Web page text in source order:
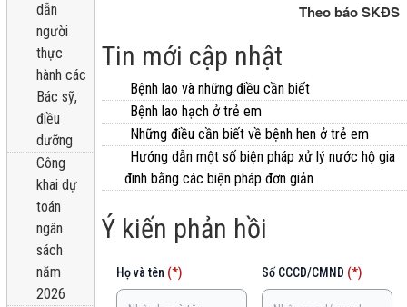
dẫn
người
thực
hành các
Bác sỹ,
điều
dưỡng
Công
khai dự
toán
ngân
sách
năm
2026
Theo báo SKĐS
Tin mới cập nhật
Bệnh lao và những điều cần biết
Bệnh lao hạch ở trẻ em
Những điều cần biết về bệnh hen ở trẻ em
Hướng dẫn một số biện pháp xử lý nước hộ gia
đinh bằng các biện pháp đơn giản
Ý kiến phản hồi
Họ và tên (*) Số CCCD/CMND (*)